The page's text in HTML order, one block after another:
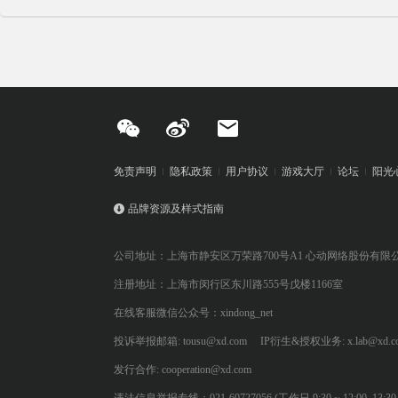
免责声明 隐私政策 用户协议 游戏大厅 论坛 阳光
品牌资源及样式指南
公司地址：上海市静安区万荣路700号A1 心动网络股份有限
注册地址：上海市闵行区东川路555号戊楼1166室
在线客服微信公众号：xindong_net
投诉举报邮箱: tousu@xd.com IP衍生&授权业务:
发行合作: cooperation@xd.com